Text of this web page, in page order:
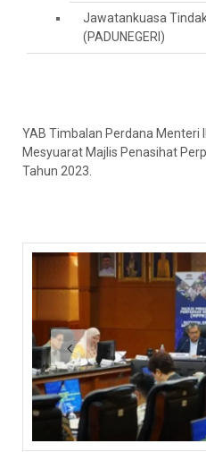
Jawatankuasa
(PADUNEGERI)
YAB Timbalan Perdana Menteri
Mesyuarat Majlis Penasihat
Tahun 2023.